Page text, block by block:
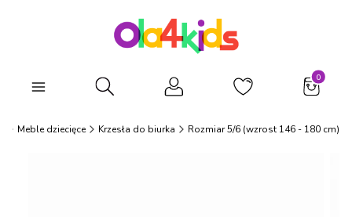
Otwórz wyszukiwarkę
Meble dziecięce Krzesła do biurka Rozmiar 5/6 (wzrost 146 - 180 cm)